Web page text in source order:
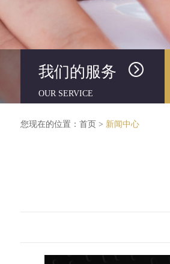
我们的服务
OUR SERVICE
您现在的位置： 首页 > 新闻中心